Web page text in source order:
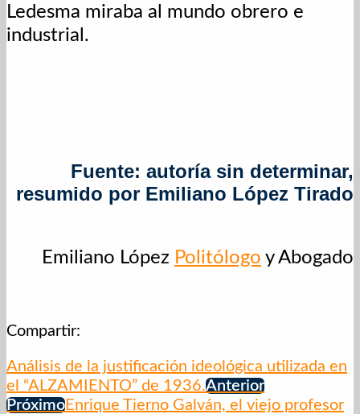
Ledesma miraba al mundo obrero e
industrial.
Fuente: autoría sin determinar,
resumido por Emiliano López Tirado
Emiliano López Politólogo y Abogado
Compartir:
Análisis de la justificación ideológica utilizada en
el “ALZAMIENTO” de 1936.Anterior
PróximoEnrique Tierno Galván, el viejo profesor